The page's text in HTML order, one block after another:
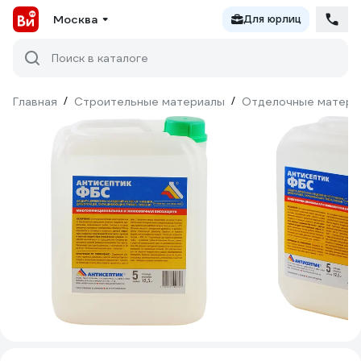
Москва Для юрлиц
Поиск в каталоге
Главная / Строительные материалы / Отделочные